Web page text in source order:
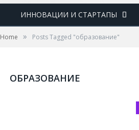
ИННОВАЦИИ И СТАРТАПЫ
Home » Posts Tagged "образование"
ОБРАЗОВАНИЕ